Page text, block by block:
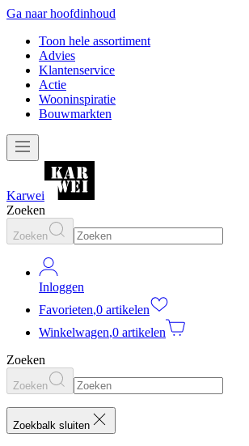
Ga naar hoofdinhoud
Toon hele assortiment
Advies
Klantenservice
Actie
Wooninspiratie
Bouwmarkten
Karwei
Zoeken
Zoeken
Inloggen
Favorieten,0 artikelen
Winkelwagen,0 artikelen
Zoeken
Zoeken
Zoekbalk sluiten